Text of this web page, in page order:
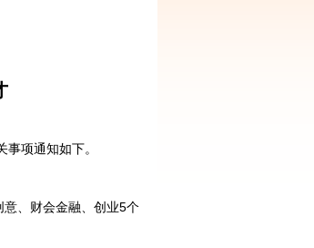
项通知如下。
意、财会金融、创业5个